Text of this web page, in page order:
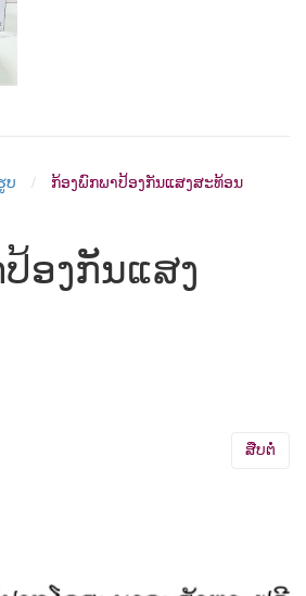
ບ ກ້ອງພົກພາປ້ອງກັນແສງສະທ້ອນ
ອງກັນແສງ
ສືບຕໍ່